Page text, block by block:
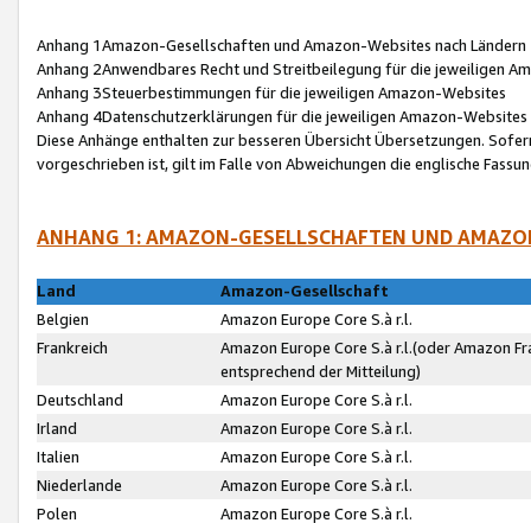
Anhang 1Amazon-Gesellschaften und Amazon-Websites nach Ländern
Anhang 2Anwendbares Recht und Streitbeilegung für die jeweiligen
Anhang 3Steuerbestimmungen für die jeweiligen Amazon-Websites
Anhang 4Datenschutzerklärungen für die jeweiligen Amazon-Websites
Diese Anhänge enthalten zur besseren Übersicht Übersetzungen.
vorgeschrieben ist, gilt im Falle von Abweichungen die englische
ANHANG 1: AMAZON-GESELLSCHAFTEN UND
Land
Amazon-Gesellschaft
Belgien
Amazon Europe Core S.à r.l.
Frankreich
Amazon Europe Core S.à r.l.(oder Amazon
entsprechend der Mitteilung)
Deutschland
Amazon Europe Core S.à r.l.
Irland
Amazon Europe Core S.à r.l.
Italien
Amazon Europe Core S.à r.l.
Niederlande
Amazon Europe Core S.à r.l.
Polen
Amazon Europe Core S.à r.l.